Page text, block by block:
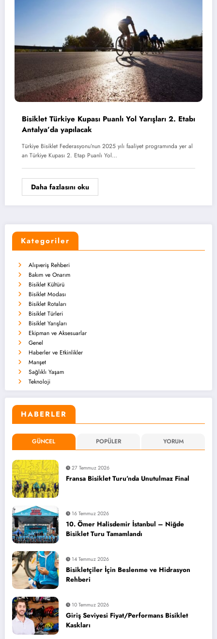
Bisiklet Türkiye Kupası Puanlı Yol Yarışları 2. Etabı
Antalya’da yapılacak
Türkiye Bisiklet Federasyonu’nun 2025 yılı faaliyet programında yer al
an Türkiye Kupası 2. Etap Puanlı Yol…
Daha fazlasını oku
Kategoriler
Alışveriş Rehberi
Bakım ve Onarım
Bisiklet Kültürü
Bisiklet Modası
Bisiklet Rotaları
Bisiklet Türleri
Bisiklet Yarışları
Ekipman ve Aksesuarlar
Genel
Haberler ve Etkinlikler
Manşet
Sağlıklı Yaşam
Teknoloji
HABERLER
GÜNCEL POPÜLER YORUM
27 Temmuz 2026
Fransa Bisiklet Turu’nda Unutulmaz Final
16 Temmuz 2026
10. Ömer Halisdemir İstanbul – Niğde
Bisiklet Turu Tamamlandı
14 Temmuz 2026
Bisikletçiler İçin Beslenme ve Hidrasyon
Rehberi
10 Temmuz 2026
Giriş Seviyesi Fiyat/Performans Bisiklet
Kaskları